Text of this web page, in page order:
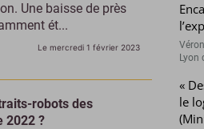
Une baisse de près
ét...
Le mercredi 1 février 2023
robots des
2022 ?
Lyon
«
le